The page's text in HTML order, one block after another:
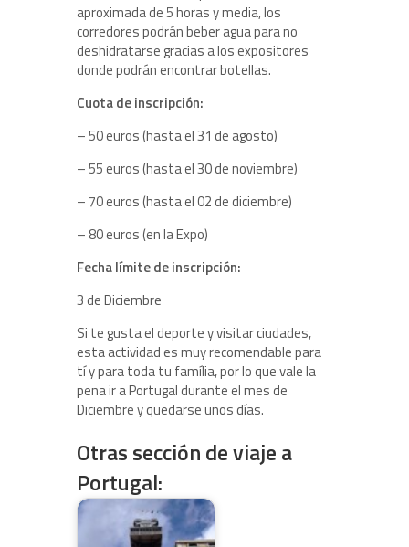
aproximada de 5 horas y media, los
corredores podrán beber agua para no
deshidratarse gracias a los expositores
donde podrán encontrar botellas.
Cuota de inscripción:
– 50 euros (hasta el 31 de agosto)
– 55 euros (hasta el 30 de noviembre)
– 70 euros (hasta el 02 de diciembre)
– 80 euros (en la Expo)
Fecha límite de inscripción:
3 de Diciembre
Si te gusta el deporte y visitar ciudades,
esta actividad es muy recomendable para
tí y para toda tu família, por lo que vale la
pena ir a Portugal durante el mes de
Diciembre y quedarse unos días.
Otras sección de viaje a
Portugal: